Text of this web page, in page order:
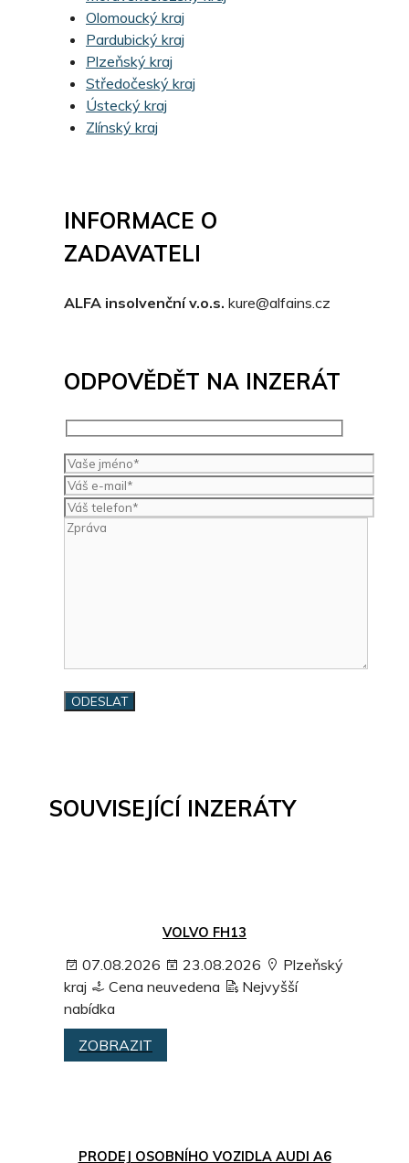
Olomoucký kraj
Pardubický kraj
Plzeňský kraj
Středočeský kraj
Ústecký kraj
Zlínský kraj
INFORMACE O
ZADAVATELI
ALFA insolvenční v.o.s. kure@alfains.cz
ODPOVĚDĚT NA INZERÁT
SOUVISEJÍCÍ INZERÁTY
VOLVO FH13
07.08.2026 23.08.2026
Plzeňský
kraj
Cena neuvedena
Nejvyšší
nabídka
ZOBRAZIT
PRODEJ OSOBNÍHO VOZIDLA AUDI A6